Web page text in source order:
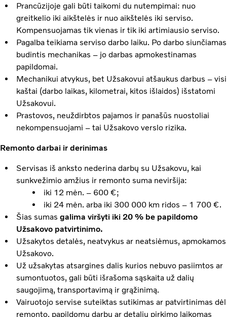
Prancūzijoje gali būti taikomi du nutempimai: nuo
greitkelio iki aikštelės ir nuo aikštelės iki serviso.
Kompensuojamas tik vienas ir tik iki artimiausio serviso.
Pagalba teikiama serviso darbo laiku. Po darbo siunčiamas
budintis mechanikas – jo darbas apmokestinamas
papildomai.
Mechanikui atvykus, bet Užsakovui atšaukus darbus – visi
kaštai (darbo laikas, kilometrai, kitos išlaidos) išstatomi
Užsakovui.
Prastovos, neuždirbtos pajamos ir panašūs nuostoliai
nekompensuojami – tai Užsakovo verslo rizika.
Remonto darbai ir derinimas
Servisas iš anksto nederina darbų su Užsakovu, kai
sunkvežimio amžius ir remonto suma neviršija:
iki 12 mėn. – 600 €;
iki 24 mėn. arba iki 300 000 km ridos – 1 700 €.
Šias sumas galima viršyti iki 20 % be papildomo
Užsakovo patvirtinimo.
Užsakytos detalės, neatvykus ar neatsiėmus, apmokamos
Užsakovo.
Už užsakytas atsargines dalis kurios nebuvo pasiimtos ar
sumontuotos, gali būti išrašoma sąskaita už dalių
saugojimą, transportavimą ir grąžinimą.
Vairuotojo servise suteiktas sutikimas ar patvirtinimas dėl
remonto, papildomų darbų ar detalių pirkimo laikomas